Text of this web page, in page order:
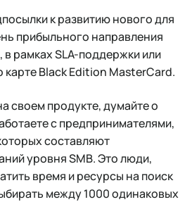
к развитию нового для
прибыльного направления
рамках SLA-поддержки или
Black Edition MasterCard.
своем продукте, думайте о
с предпринимателями,
составляют
уровня SMB. Это люди,
время и ресурсы на поиск
между 1000 одинаковых